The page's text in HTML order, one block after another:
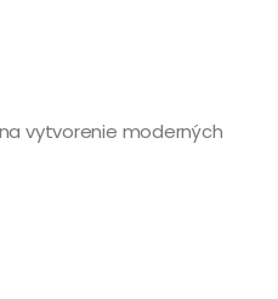
vytvorenie moderných